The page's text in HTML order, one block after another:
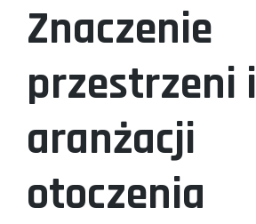
Znaczenie
przestrzeni i
aranżacji
otoczenia